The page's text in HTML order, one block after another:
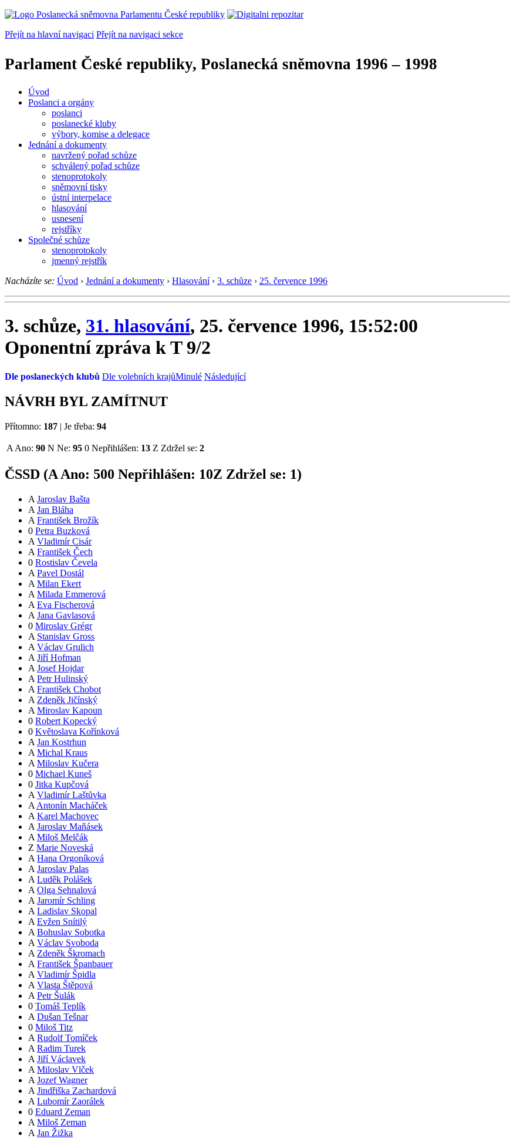
Přejít na hlavní navigaci Přejít na navigaci sekce
Parlament České republiky, Poslanecká sněmovna 1996 – 1998
Úvod
Poslanci a orgány
poslanci
poslanecké kluby
výbory, komise a delegace
Jednání a dokumenty
navržený pořad schůze
schválený pořad schůze
stenoprotokoly
sněmovní tisky
ústní interpelace
hlasování
usnesení
rejstříky
Společné schůze
stenoprotokoly
jmenný rejstřík
Nacházíte se: Úvod › Jednání a dokumenty › Hlasování › 3. schůze › 25. července 1996
3. schůze, 31. hlasování, 25. července 1996, 15:52:00
Oponentní zpráva k T 9/2
Dle poslaneckých klubů Dle volebních krajůMinulé Následující
NÁVRH BYL ZAMÍTNUT
Přítomno: 187 | Je třeba: 94
A Ano: 90 N Ne: 95 0 Nepřihlášen: 13 Z Zdržel se: 2
ČSSD (AAno: 500 Nepřihlášen: 10Z Zdržel se: 1)
A Jaroslav Bašta
A Jan Bláha
A František Brožík
0 Petra Buzková
A Vladimír Cisár
A František Čech
0 Rostislav Čevela
A Pavel Dostál
A Milan Ekert
A Milada Emmerová
A Eva Fischerová
A Jana Gavlasová
0 Miroslav Grégr
A Stanislav Gross
A Václav Grulich
A Jiří Hofman
A Josef Hojdar
A Petr Hulinský
A František Chobot
A Zdeněk Jičínský
A Miroslav Kapoun
0 Robert Kopecký
0 Květoslava Kořínková
A Jan Kostrhun
A Michal Kraus
A Miloslav Kučera
0 Michael Kuneš
0 Jitka Kupčová
A Vladimír Laštůvka
A Antonín Macháček
A Karel Machovec
A Jaroslav Maňásek
A Miloš Melčák
Z Marie Noveská
A Hana Orgoníková
A Jaroslav Palas
A Luděk Polášek
A Olga Sehnalová
A Jaromír Schling
A Ladislav Skopal
A Evžen Snítilý
A Bohuslav Sobotka
A Václav Svoboda
A Zdeněk Škromach
A František Španbauer
A Vladimír Špidla
A Vlasta Štěpová
A Petr Šulák
0 Tomáš Teplík
A Dušan Tešnar
0 Miloš Titz
A Rudolf Tomíček
A Radim Turek
A Jiří Václavek
A Miloslav Vlček
A Jozef Wagner
A Jindřiška Zachardová
A Lubomír Zaorálek
0 Eduard Zeman
A Miloš Zeman
A Jan Žižka